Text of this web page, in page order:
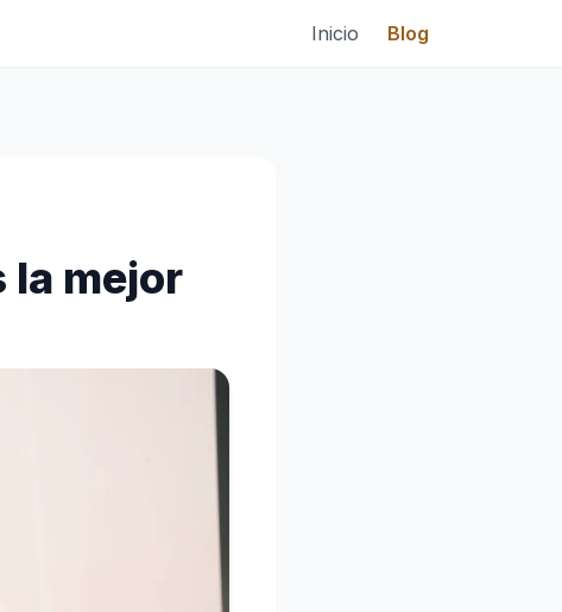
Inicio Blog
la mejor